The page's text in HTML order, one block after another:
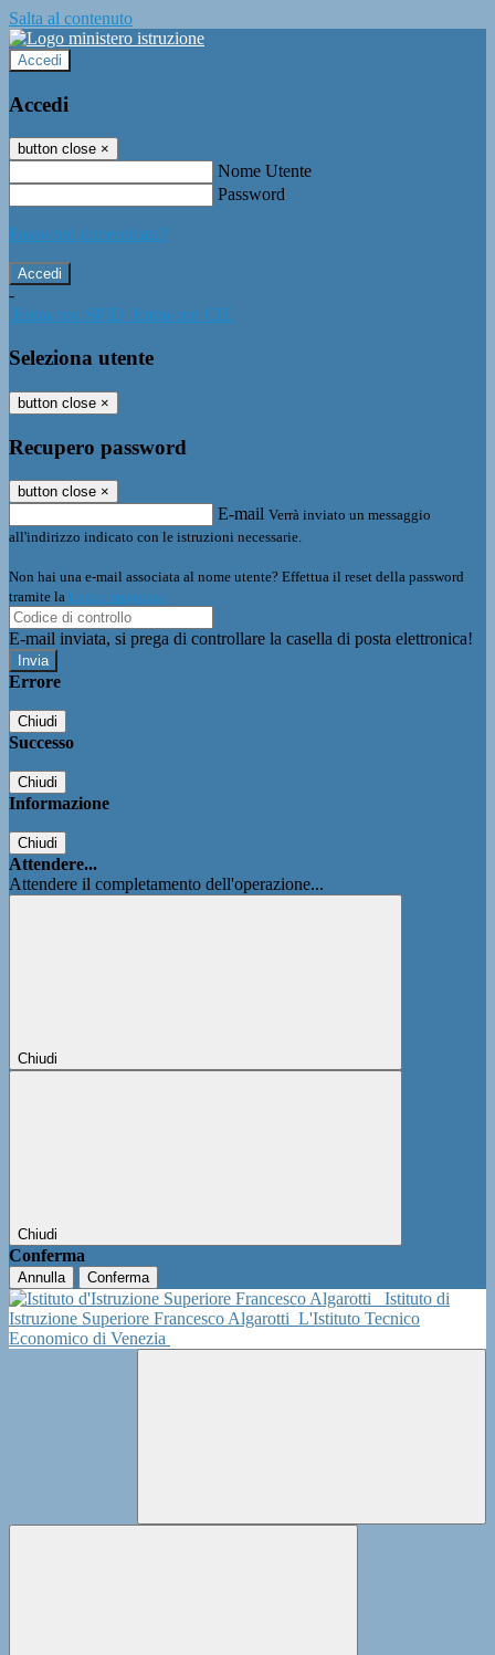
Salta al contenuto
Accedi
Accedi
button close ×
Nome Utente
Password
Password dimenticata?
-
Entra con SPID Entra con CIE
Seleziona utente
button close ×
Recupero password
button close ×
E-mail Verrà inviato un messaggio
all'indirizzo indicato con le istruzioni necessarie.
Non hai una e-mail associata al nome utente? Effettua il reset della password
tramite la Login Spaggiari
E-mail inviata, si prega di controllare la casella di posta elettronica!
Errore
Chiudi
Successo
Chiudi
Informazione
Chiudi
Attendere...
Attendere il completamento dell'operazione...
Chiudi
Chiudi
Conferma
Annulla Conferma
Istituto di
Istruzione Superiore Francesco Algarotti L'Istituto Tecnico
Economico di Venezia